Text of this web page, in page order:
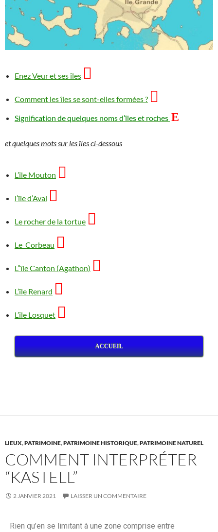
Enez Veur et ses îles 
Comment les îles se sont-elles formées ? 
Signification de quelques noms d’îles et roches E
et quelques mots sur les îles ci-dessous
L’île Mouton 
l’île d’Aval 
Le rocher de la tortue 
Le Corbeau 
L”île Canton (Agathon) 
L’île Renard 
L’île Losquet 
ACCUEIL
LIEUX,PATRIMOINE,PATRIMOINE HISTORIQUE,PATRIMOINE NATUREL
COMMENT INTERPRÉTER
“KASTELL”
2 JANVIER 2021 LAISSER UN COMMENTAIRE
Rien qu’en se limitant à une zone comprise entre